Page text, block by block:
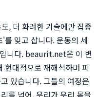
, 더 화려한 기술에만 집중
를 잊고 삽니다. 운동의 세
니다. beaurit.net은 이 변
현대적으로 재해석하며 피
있습니다. 그들의 여정은
를 넘어, 우리가 우리 몸을